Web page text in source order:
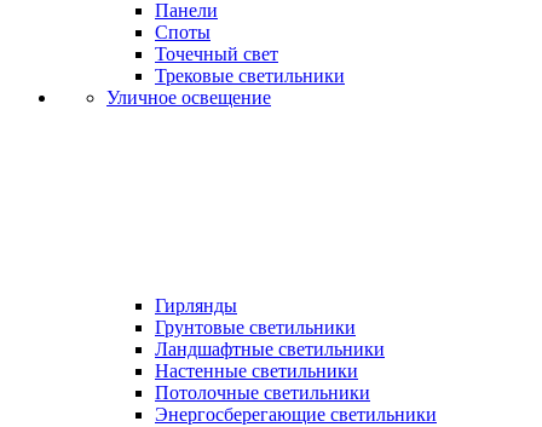
Панели
Споты
Точечный свет
Трековые светильники
Уличное освещение
Гирлянды
Грунтовые светильники
Ландшафтные светильники
Настенные светильники
Потолочные светильники
Энергосберегающие светильники